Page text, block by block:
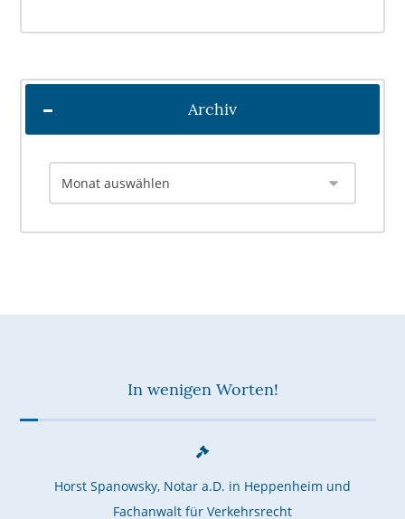
Archiv
In wenigen Worten!
Horst Spanowsky, Notar a.D. in Heppenheim und
Fachanwalt für Verkehrsrecht